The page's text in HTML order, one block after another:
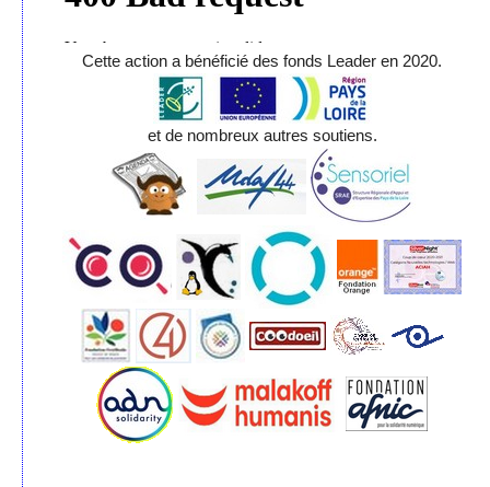
Cette action a bénéficié des fonds Leader en 2020.
et de nombreux autres soutiens.